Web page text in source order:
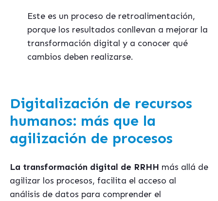
Este es un proceso de retroalimentación,
porque los resultados conllevan a mejorar la
transformación digital y a conocer qué
cambios deben realizarse.
Digitalización de recursos
humanos: más que la
agilización de procesos
La transformación digital de RRHH más allá de
agilizar los procesos, facilita el acceso al
análisis de datos para comprender el